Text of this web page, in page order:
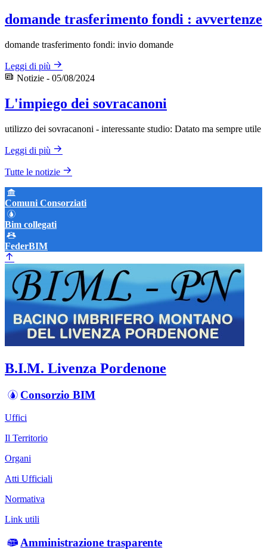
domande trasferimento fondi : avvertenze
domande trasferimento fondi: invio domande
Leggi di più
Notizie - 05/08/2024
L'impiego dei sovracanoni
utilizzo dei sovracanoni - interessante studio: Datato ma sempre utile
Leggi di più
Tutte le notizie
Comuni Consorziati
Bim collegati
FederBIM
B.I.M. Livenza Pordenone
Consorzio BIM
Uffici
Il Territorio
Organi
Atti Ufficiali
Normativa
Link utili
Amministrazione trasparente